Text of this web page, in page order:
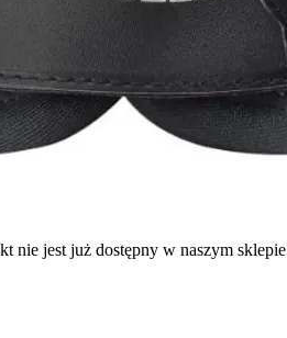
nie jest już dostępny w naszym sklepie